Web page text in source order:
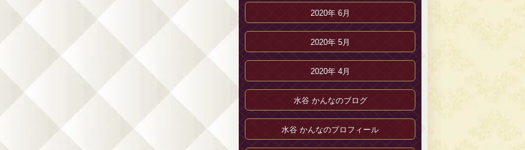
2020年 6月
2020年 5月
2020年 4月
水谷 かんなのブログ
水谷 かんなのプロフィール